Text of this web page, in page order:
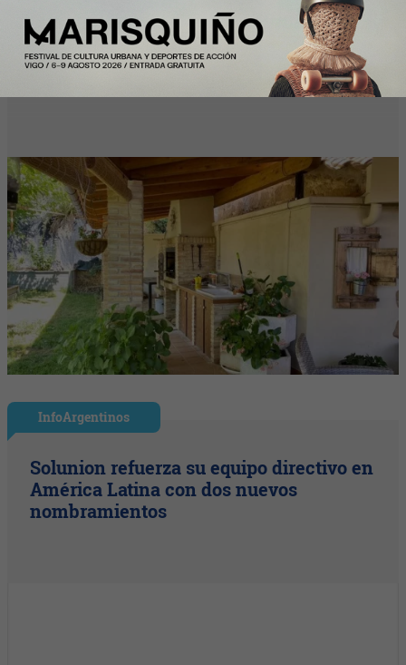
Más de la mitad de los intercambios de
casas con HomeExchange este verano
InfoArgentinos
Solunion refuerza su equipo directivo en
América Latina con dos nuevos
nombramientos